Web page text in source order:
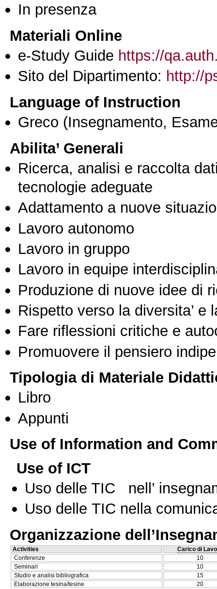
In presenza
Materiali Online
e-Study Guide https://
Sito del Dipartimento: http://
Language of Instruction
Greco (Insegnamento,
Abilita’ Generali
Ricerca, analisi e raccolta
tecnologie adeguate
Adattamento a nuove
Lavoro autonomo
Lavoro in gruppo
Lavoro in equipe
Produzione di nuove idee di
Rispetto verso la diversita’ e
Fare riflessioni critiche e
Promuovere il pensiero
Tipologia di Materiale
Libro
Appunti
Use of Information and
Use of ICT
Uso delle TIC nell’
Uso delle TIC nella
Organizzazione
Activities
Carico di
Conferenze
10
Seminari
10
Studio e analisi bibliografica
15
Elaborazione tesina/tesine
20